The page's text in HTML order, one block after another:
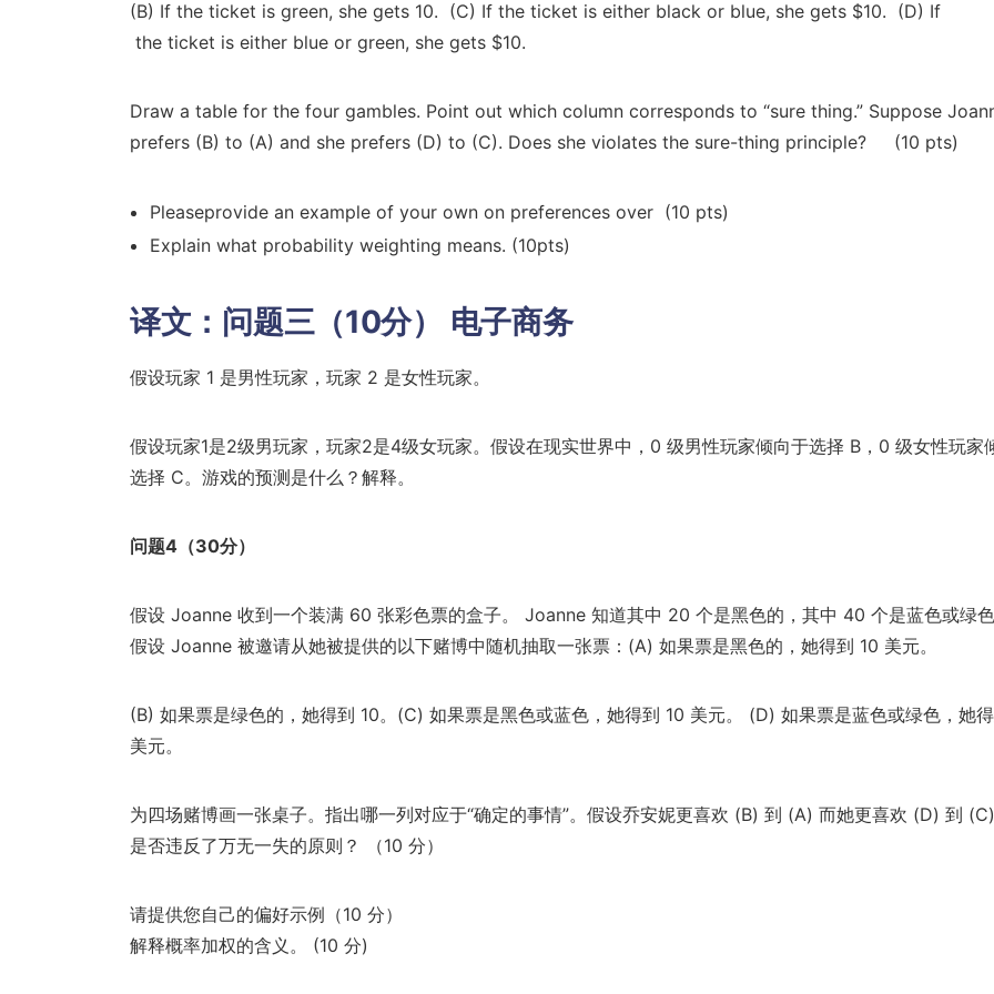
(B) If the ticket is green, she gets 10. (C) If the ticket is either black or blue, she gets $10. (D) If
the ticket is either blue or green, she gets $10.
Draw a table for the four gambles. Point out which column corresponds to “sure thing.” Suppose
prefers (B) to (A) and she prefers (D) to (C). Does she violates the sure-thing principle? (10 pts)
Pleaseprovide an example of your own on preferences over (10 pts)
Explain what probability weighting means. (10pts)
译文：问题三（10分） 电子商务
假设玩家 1 是男性玩家，玩家 2 是女性玩家。
假设玩家1是2级男玩家，玩家2是4级女玩家。假设在现实世界中，0 级男性玩家倾向于选择 B，0 级女性玩家
选择 C。游戏的预测是什么？解释。
问题4（30分）
假设 Joanne 收到一个装满 60 张彩色票的盒子。 Joanne 知道其中 20 个是黑色的，其中 40 个是蓝色或绿色
假设 Joanne 被邀请从她被提供的以下赌博中随机抽取一张票：(A) 如果票是黑色的，她得到 10 美元。
(B) 如果票是绿色的，她得到 10。(C) 如果票是黑色或蓝色，她得到 10 美元。 (D) 如果票是蓝色或绿色，她
美元。
为四场赌博画一张桌子。指出哪一列对应于“确定的事情”。假设乔安妮更喜欢 (B) 到 (A) 而她更喜欢 (D) 到
是否违反了万无一失的原则？ （10 分）
请提供您自己的偏好示例（10 分）
解释概率加权的含义。 (10 分)